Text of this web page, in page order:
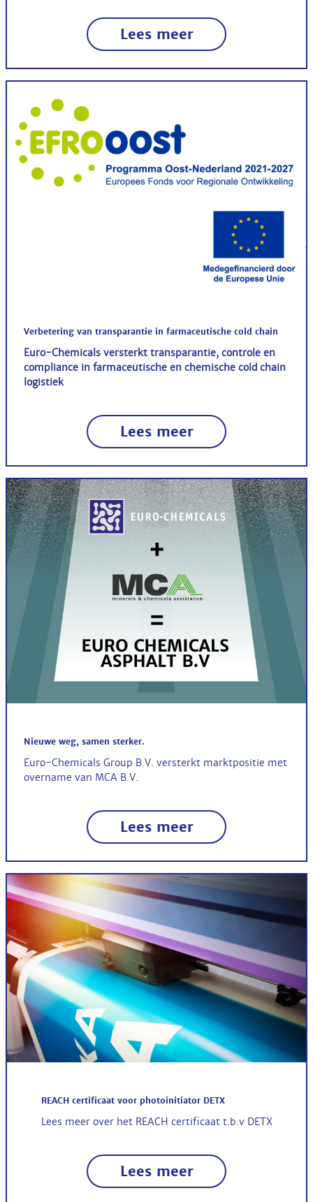
Lees meer
Verbetering van transparantie in farmaceutische cold chain
Euro-Chemicals versterkt transparantie, controle en
compliance in farmaceutische en chemische cold chain
logistiek
Lees meer
Nieuwe weg, samen sterker.
Euro-Chemicals Group B.V. versterkt marktpositie met
overname van MCA B.V.
Lees meer
REACH certificaat voor photoinitiator DETX
Lees meer over het REACH certificaat t.b.v DETX
Lees meer